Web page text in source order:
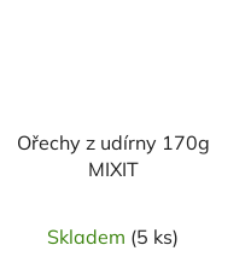
Ořechy z udírny 170g
MIXIT
Skladem (5 ks)